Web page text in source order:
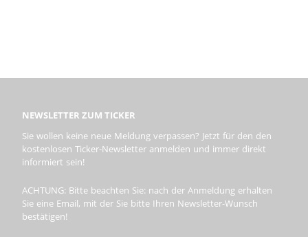
NEWSLETTER ZUM TICKER
Sie wollen keine neue Meldung verpassen? Jetzt für den den
kostenlosen Ticker-Newsletter anmelden und immer direkt
informiert sein!
ACHTUNG: Bitte beachten Sie: nach der Anmeldung erhalten
Sie eine Email, mit der Sie bitte Ihren Newsletter-Wunsch
bestätigen!